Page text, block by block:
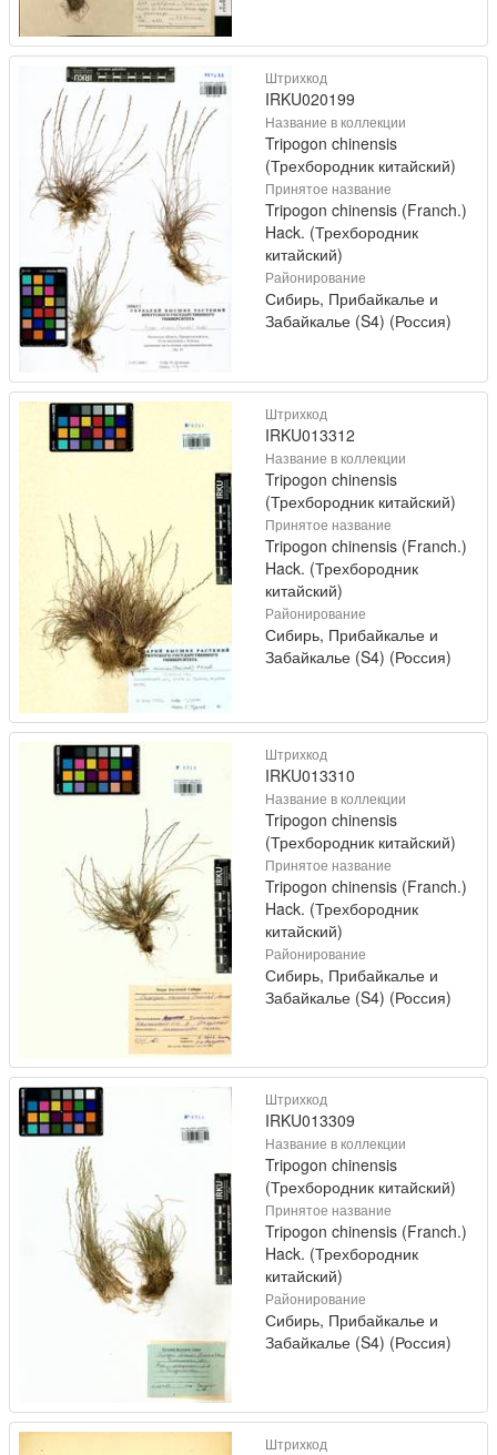
Штрихкод
IRKU020199
Название в коллекции
Tripogon chinensis
(Трехбородник китайский)
Принятое название
Tripogon chinensis (Franch.)
Hack. (Трехбородник
китайский)
Районирование
Сибирь, Прибайкалье и
Забайкалье (S4) (Россия)
Штрихкод
IRKU013312
Название в коллекции
Tripogon chinensis
(Трехбородник китайский)
Принятое название
Tripogon chinensis (Franch.)
Hack. (Трехбородник
китайский)
Районирование
Сибирь, Прибайкалье и
Забайкалье (S4) (Россия)
Штрихкод
IRKU013310
Название в коллекции
Tripogon chinensis
(Трехбородник китайский)
Принятое название
Tripogon chinensis (Franch.)
Hack. (Трехбородник
китайский)
Районирование
Сибирь, Прибайкалье и
Забайкалье (S4) (Россия)
Штрихкод
IRKU013309
Название в коллекции
Tripogon chinensis
(Трехбородник китайский)
Принятое название
Tripogon chinensis (Franch.)
Hack. (Трехбородник
китайский)
Районирование
Сибирь, Прибайкалье и
Забайкалье (S4) (Россия)
Штрихкод